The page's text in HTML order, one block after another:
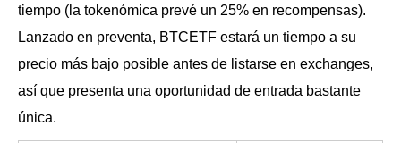
tiempo (la tokenómica prevé un 25% en recompensas).
Lanzado en preventa, BTCETF estará un tiempo a su
precio más bajo posible antes de listarse en exchanges,
así que presenta una oportunidad de entrada bastante
única.